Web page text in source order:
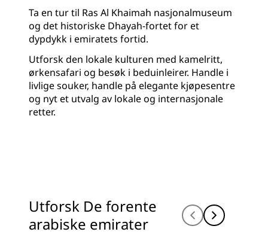
Ta en tur til Ras Al Khaimah nasjonalmuseum
og det historiske Dhayah-fortet for et
dypdykk i emiratets fortid.
Utforsk den lokale kulturen med kamelritt,
ørkensafari og besøk i beduinleirer. Handle i
livlige souker, handle på elegante kjøpesentre
og nyt et utvalg av lokale og internasjonale
retter.
Utforsk De forente
arabiske emirater